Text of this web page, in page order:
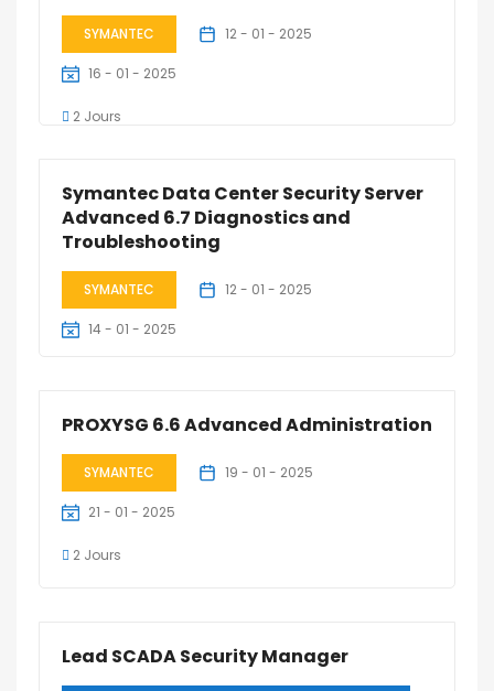
SYMANTEC 12 - 01 - 2025
16 - 01 - 2025
2 Jours
Symantec Data Center Security Server
Advanced 6.7 Diagnostics and
Troubleshooting
SYMANTEC 12 - 01 - 2025
14 - 01 - 2025
PROXYSG 6.6 Advanced Administration
SYMANTEC 19 - 01 - 2025
21 - 01 - 2025
2 Jours
Lead SCADA Security Manager